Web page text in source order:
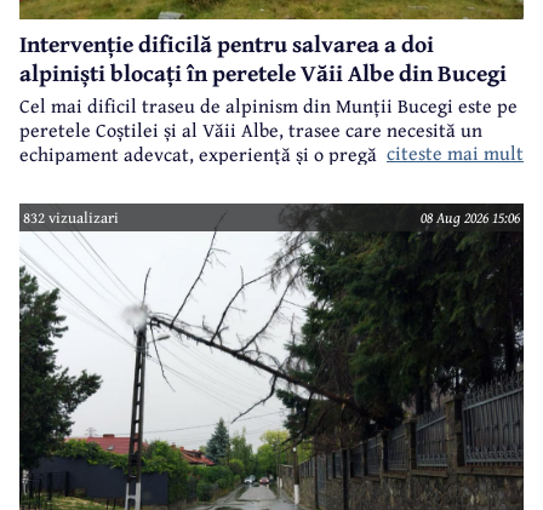
Intervenție dificilă pentru salvarea a doi
alpiniști blocați în peretele Văii Albe din Bucegi
Cel mai dificil traseu de alpinism din Munții Bucegi este pe
peretele Coștilei și al Văii Albe, trasee care necesită un
echipament adevcat, experiență și o pregătire specifică.
citeste mai mult
832 vizualizari 08 Aug 2026 15:06